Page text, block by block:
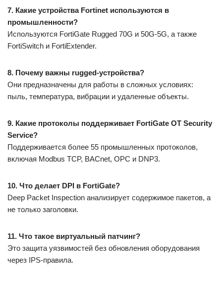
7. Какие устройства Fortinet используются в
промышленности?
Используются FortiGate Rugged 70G и 50G-5G, а также
FortiSwitch и FortiExtender.
8. Почему важны rugged-устройства?
Они предназначены для работы в сложных условиях:
пыль, температура, вибрации и удаленные объекты.
9. Какие протоколы поддерживает FortiGate OT Security
Service?
Поддерживается более 55 промышленных протоколов,
включая Modbus TCP, BACnet, OPC и DNP3.
10. Что делает DPI в FortiGate?
Deep Packet Inspection анализирует содержимое пакетов, а
не только заголовки.
11. Что такое виртуальный патчинг?
Это защита уязвимостей без обновления оборудования
через IPS-правила.